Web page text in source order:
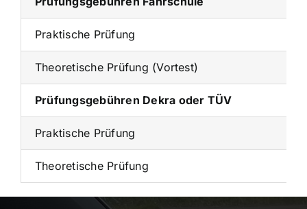
Praktische Prüfung
Theoretische Prüfung (Vortest)
Prüfungsgebühren Dekra oder TÜV
Praktische Prüfung
Theoretische Prüfung